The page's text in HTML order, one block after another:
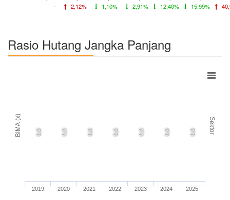
- 2,12% 1,10% 2,91% 12,40% 15,99%
Rasio Hutang Jangka Panjang
BIMA (x) Sektor
0,0 0,0 0,0 0,0 0,0 0,0 0,0
2019 2020 2021 2022 2023 2024 2025